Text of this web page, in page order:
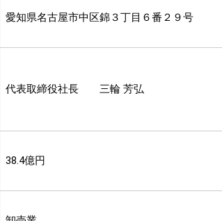
愛知県名古屋市中区錦３丁目６番２９号
代表取締役社長 三輪 芳弘
38.4億円